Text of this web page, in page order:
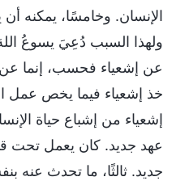
الإنسان. وخامسًا، يمكنه أن
ولهذا السبب دُعِيَ يسوعُ
عن إشعياء فحسب، إنما عن
خذ إشعياء فيما يخص عمل
إشعياء من إشباع حياة
عهد جديد. كان يعمل تحت
جديد. ثالثًا، ما تحدث عنه